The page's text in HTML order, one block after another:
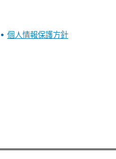
個人情報保護方針